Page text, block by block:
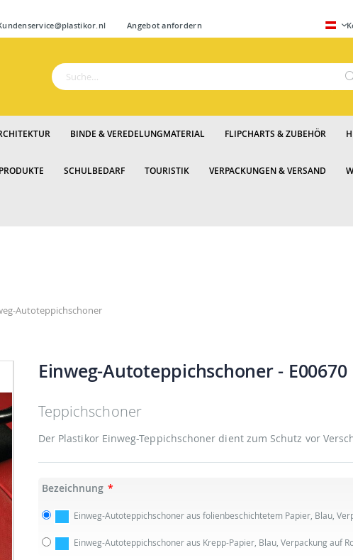
Angebot anfordernZum
Inhalt
Suche
BINDE & VEREDELUNGMATERIAL FLIPCHARTS & ZUBEHÖR
SCHULBEDARF TOURISTIK VERPACKUNGEN & VERSAND
Autoteppichschoner
Einweg-Autoteppichschoner- E00670
Teppichschoner
Der Plastikor Einweg-Teppichschoner dient zum Schutz vor
Bezeichnung
Einweg-Autoteppichschoner aus folienbeschichtetem Papier, Blau,
Einweg-Autoteppichschoner aus Krepp-Papier, Blau, Verpackung auf